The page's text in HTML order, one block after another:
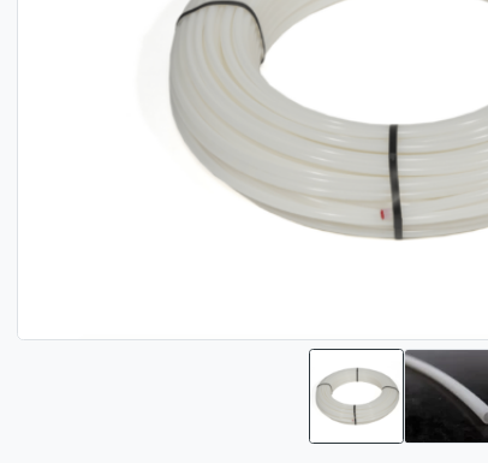
Gereedschap voor vloerverwarming
Lucht- en vuilafscheiders